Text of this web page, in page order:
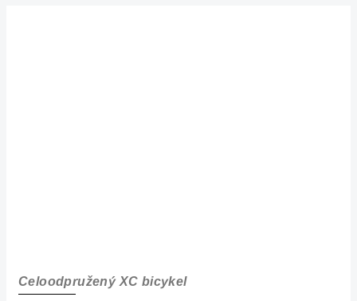
Celoodpružený XC bicykel